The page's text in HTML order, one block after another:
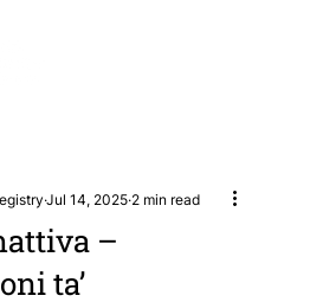
–
ta’
Jul 14, 2025 2 min read